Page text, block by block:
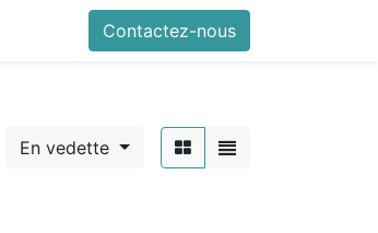
Contactez-nous
En vedette